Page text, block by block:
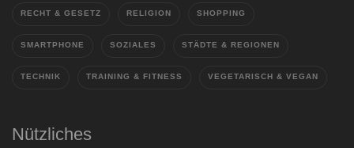
RECHT & GESETZ RELIGION SHOPPING
SMARTPHONE SOZIALES STÄDTE & REGIONEN
TECHNIK TRAINING & FITNESS VEGETARISCH & VEGAN
Nützliches